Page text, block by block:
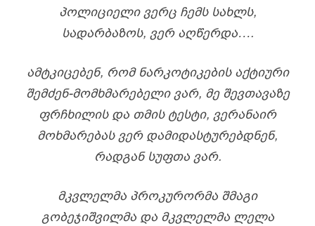
ᲞᲝᲚᲘᲪᲘᲔᲚᲘ ᲕᲔᲠᲪ ᲩᲔᲛᲡ ᲡᲐᲮᲚᲡ,
ᲡᲐᲓᲐᲠᲑᲐᲖᲝᲡ, ᲕᲔᲠ ᲐᲦᲬᲔᲠᲓᲐ….
ᲐᲛᲢᲙᲘᲪᲔᲑᲔᲜ, ᲠᲝᲛ ᲜᲐᲠᲙᲝᲢᲘᲙᲔᲑᲘᲡ ᲐᲥᲢᲘᲣᲠᲘ
ᲨᲔᲛᲫᲔᲜ-ᲛᲝᲛᲮᲛᲐᲠᲔᲑᲔᲚᲘ ᲕᲐᲠ, ᲛᲔ ᲨᲔᲕᲗᲐᲕᲐᲖᲔ
ᲤᲠᲩᲮᲘᲚᲘᲡ ᲓᲐ ᲗᲛᲘᲡ ᲢᲔᲡᲢᲘ, ᲕᲔᲠᲐᲜᲐᲘᲠ
ᲛᲝᲮᲛᲐᲠᲔᲑᲐᲡ ᲕᲔᲠ ᲓᲐᲛᲘᲓᲐᲡᲢᲣᲠᲔᲑᲓᲜᲔᲜ,
ᲠᲐᲓᲒᲐᲜ ᲡᲣᲤᲗᲐ ᲕᲐᲠ.
ᲛᲙᲕᲚᲔᲚᲛᲐ ᲞᲠᲝᲙᲣᲠᲝᲠᲛᲐ ᲨᲛᲐᲒᲘ
ᲒᲝᲑᲔᲯᲘᲨᲕᲘᲚᲛᲐ ᲓᲐ ᲛᲙᲕᲚᲔᲚᲛᲐ ᲚᲔᲚᲐ